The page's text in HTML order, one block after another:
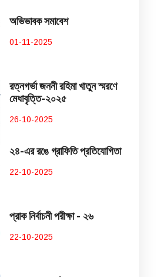
অভিভাবক সমাবেশ
01-11-2025
রত্নগর্ভা জননী রহিমা খাতুন স্মরণে
মেধাবৃত্তি-২০২৫
26-10-2025
২৪-এর রঙে গ্রাফিতি প্রতিযোগিতা
22-10-2025
প্রাক নির্বাচনী পরীক্ষা - ২৬
22-10-2025